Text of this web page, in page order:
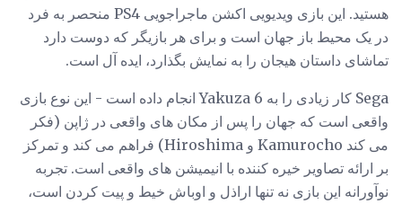
هستید. این بازی ویدیویی اکشن ماجراجویی PS4 منحصر به فرد
در یک محیط باز جهان است و برای هر بازیگر که دوست دارد
تماشای داستان هیجان را به نمایش بگذارد، ایده آل است.
Sega کار زیادی را به Yakuza 6 انجام داده است - این نوع بازی
واقعی است که جهان را پس از مکان های واقعی در ژاپن (فکر
می کند Kamurocho و Hiroshima) فراهم می کند و تمرکز
بر ارائه تصاویر خیره کننده با انیمیشن های واقعی است. تجربه
نوآورانه این بازی نه تنها اراذل و اوباش خیط و پیت کردن است،